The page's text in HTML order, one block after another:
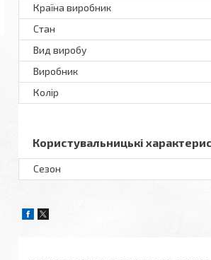
Країна виробник
Стан
Вид виробу
Виробник
Колір
Користувальницькі
Сезон